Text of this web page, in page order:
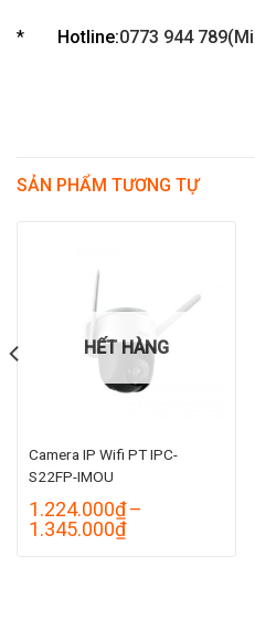
* Hotline:0773 944
SẢN PHẨM TƯƠNG TỰ
HẾT HÀNG
Camera IP Wifi PT IPC-
S22FP-IMOU
1.224.000₫ –
1.345.000₫Khoảng